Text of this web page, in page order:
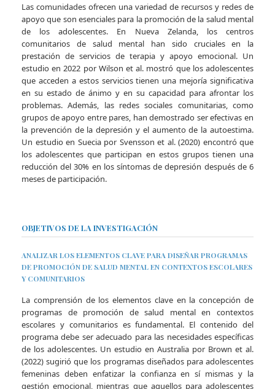
Las comunidades ofrecen una variedad de recursos y redes de
apoyo que son esenciales para la promoción de la salud mental
de los adolescentes. En Nueva Zelanda, los centros
comunitarios de salud mental han sido cruciales en la
prestación de servicios de terapia y apoyo emocional. Un
estudio en 2022 por Wilson et al. mostró que los adolescentes
que acceden a estos servicios tienen una mejoría significativa
en su estado de ánimo y en su capacidad para afrontar los
problemas. Además, las redes sociales comunitarias, como
grupos de apoyo entre pares, han demostrado ser efectivas en
la prevención de la depresión y el aumento de la autoestima.
Un estudio en Suecia por Svensson et al. (2020) encontró que
los adolescentes que participan en estos grupos tienen una
reducción del 30% en los síntomas de depresión después de 6
meses de participación.
OBJETIVOS DE LA INVESTIGACIÓN
ANALIZAR LOS ELEMENTOS CLAVE PARA DISEÑAR PROGRAMAS
DE PROMOCIÓN DE SALUD MENTAL EN CONTEXTOS ESCOLARES
Y COMUNITARIOS
La comprensión de los elementos clave en la concepción de
programas de promoción de salud mental en contextos
escolares y comunitarios es fundamental. El contenido del
programa debe ser adecuado para las necesidades específicas
de los adolescentes. Un estudio en Australia por Brown et al.
(2022) sugirió que los programas diseñados para adolescentes
femeninas deben enfatizar la confianza en sí mismas y la
gestión emocional, mientras que aquellos para adolescentes